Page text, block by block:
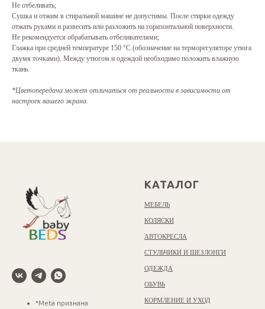
Не отбеливать;
Сушка и отжим в стиральной машине не допустимы. После стирки одежду
отжать руками и развесить или разложить на горизонтальной поверхности.
Не рекомендуется обрабатывать отбеливателями;
Глажка при средней температуре 150 °C (обозначение на терморегуляторе утюга
двумя точками). Между утюгом и одеждой необходимо положить влажную
ткань.
*Цветопередача может отличаться от реальности в зависимости от
настроек вашего экрана.
*Meta признана
КАТАЛОГ
МЕБЕЛЬ
КОЛЯСКИ
АВТОКРЕСЛА
СТУЛЬЧИКИ И ШЕЗЛОНГИ
ОДЕЖДА
ОБУВЬ
КОРМЛЕНИЕ И УХОД